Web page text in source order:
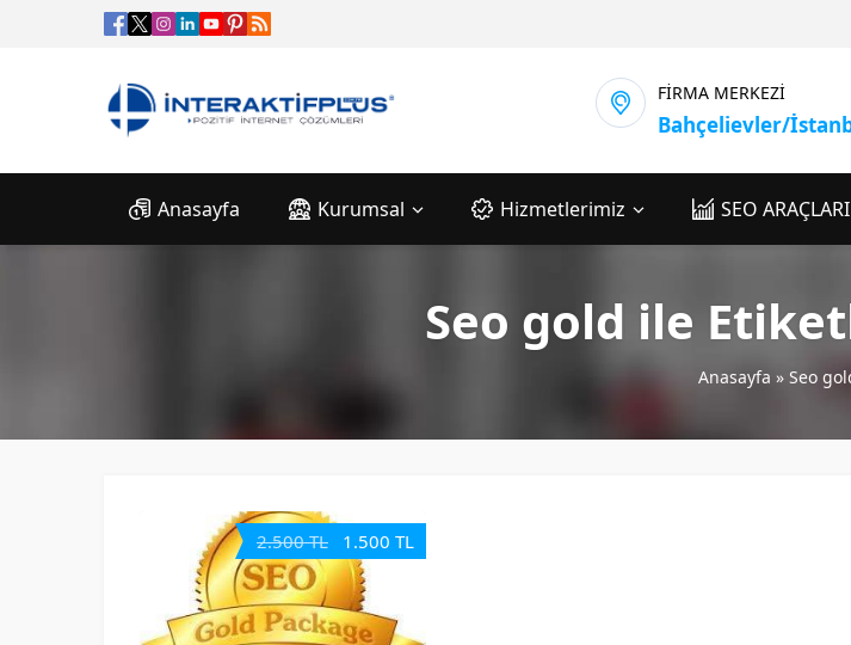
FİRMA MERKEZİ
Bahçelievler/
Anasayfa Kurumsal Hizmetlerimiz SEO ARAÇLARI
Seo gold ile
Anasayfa » Seo
2.500 TL 1.500 TL